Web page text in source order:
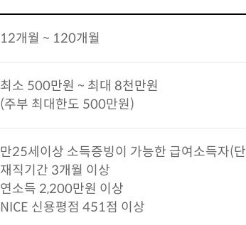
12개월 ~ 120개월
최소 500만원 ~ 최대 8천만원
(주부 최대한도 500만원)
만25세이상 소득증빙이 가능한 급여소득자(
재직기간 3개월 이상
연소득 2,200만원 이상
NICE 신용평점 451점 이상